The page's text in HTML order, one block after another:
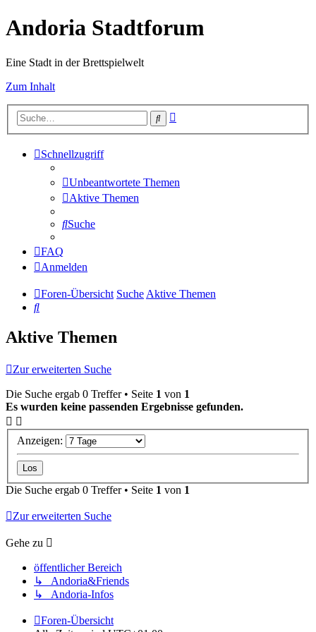
Andoria Stadtforum
Eine Stadt in der Brettspielwelt
Zum Inhalt
Suche
Schnellzugriff
Unbeantwortete Themen
Aktive Themen
Suche
FAQ
Anmelden
Foren-Übersicht SucheAktive Themen
Suche
Aktive Themen
Zur erweiterten Suche
Die Suche ergab 0 Treffer • Seite 1 von 1
Es wurden keine passenden Ergebnisse gefunden.
Anzeigen:
Die Suche ergab 0 Treffer • Seite 1 von 1
Zur erweiterten Suche
Gehe zu
öffentlicher Bereich
↳ Andoria&Friends
↳ Andoria-Infos
Foren-Übersicht